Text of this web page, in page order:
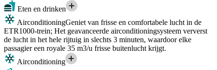
Eten en drinken
AirconditioningGeniet van frisse en comfortabele lucht in de
ETR1000-trein; Het geavanceerde airconditioningsysteem ververst
de lucht in het hele rijtuig in slechts 3 minuten, waardoor elke
passagier een royale 35 m3/u frisse buitenlucht krijgt.
Airconditioning